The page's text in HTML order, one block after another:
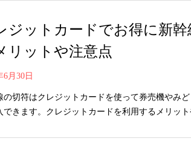
ジットカードでお得に新
リットや注意点
6月30日
の切符はクレジットカードを使って券売機やみ
できます。クレジットカードを利用するメリット